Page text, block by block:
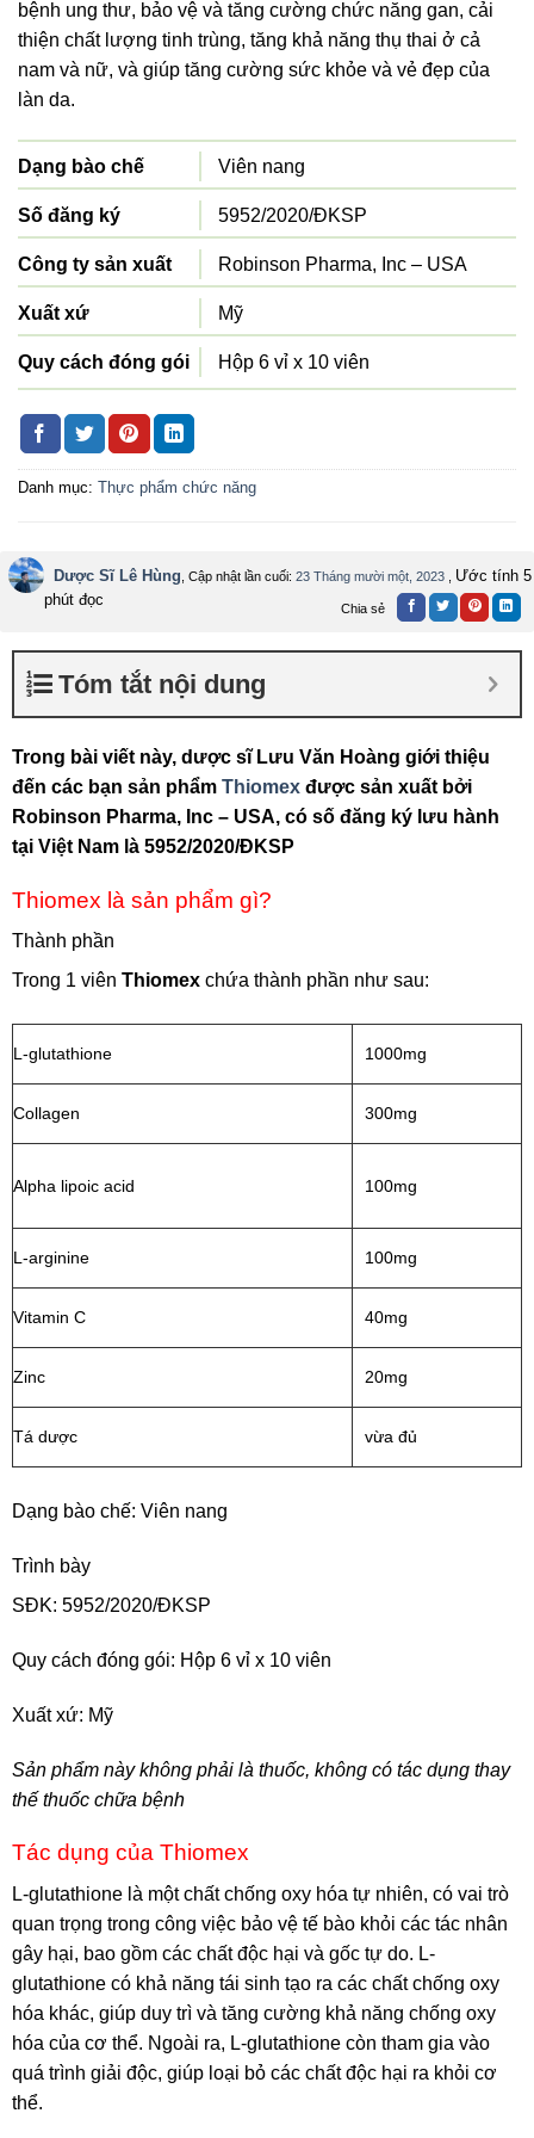
bệnh ung thư, bảo vệ và tăng cường chức năng gan, cải
thiện chất lượng tinh trùng, tăng khả năng thụ thai ở cả
nam và nữ, và giúp tăng cường sức khỏe và vẻ đẹp của
làn da.
Dạng bào chế Viên nang
Số đăng ký 5952/2020/ĐKSP
Công ty sản xuất Robinson Pharma, Inc – USA
Xuất xứ Mỹ
Quy cách đóng gói Hộp 6 vỉ x 10 viên
Danh mục: Thực phẩm chức năng
Dược Sĩ Lê Hùng , Cập nhật lần cuối: 23 Tháng mười một, 2023
Ước tính 5
phút đọc
Chia sẻ
Tóm tắt nội dung
Trong bài viết này, dược sĩ Lưu Văn Hoàng giới thiệu
đến các bạn sản phẩm Thiomex được sản xuất bởi
Robinson Pharma, Inc – USA, có số đăng ký lưu hành
tại Việt Nam là 5952/2020/ĐKSP
Thiomex là sản phẩm gì?
Thành phần
Trong 1 viên Thiomex chứa thành phần như sau:
L-glutathione 1000mg
Collagen 300mg
Alpha lipoic acid 100mg
L-arginine 100mg
Vitamin C 40mg
Zinc 20mg
Tá dược vừa đủ
Dạng bào chế: Viên nang
Trình bày
SĐK: 5952/2020/ĐKSP
Quy cách đóng gói: Hộp 6 vỉ x 10 viên
Xuất xứ: Mỹ
Sản phẩm này không phải là thuốc, không có tác dụng thay
thế thuốc chữa bệnh
Tác dụng của Thiomex
L-glutathione là một chất chống oxy hóa tự nhiên, có vai trò
quan trọng trong công việc bảo vệ tế bào khỏi các tác nhân
gây hại, bao gồm các chất độc hại và gốc tự do. L-
glutathione có khả năng tái sinh tạo ra các chất chống oxy
hóa khác, giúp duy trì và tăng cường khả năng chống oxy
hóa của cơ thể. Ngoài ra, L-glutathione còn tham gia vào
quá trình giải độc, giúp loại bỏ các chất độc hại ra khỏi cơ
thể.